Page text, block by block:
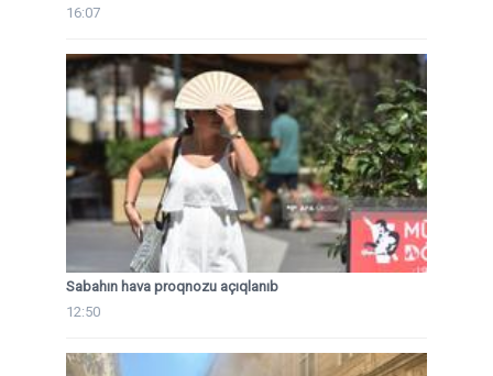
16:07
Sabahın hava proqnozu açıqlanıb
12:50